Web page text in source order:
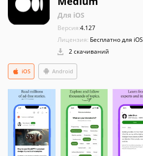
Для iOS
Версия:4.127
Лицензия: Бесплатно для iOS
2 скачиваний
iOS Android